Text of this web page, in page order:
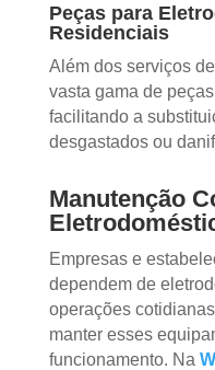
Peças para
Residenciais
Além dos serviços
vasta gama de
facilitando a
desgastados ou
Manutenção
Empresas e
dependem de
operações
manter esses
funcionamento. Na